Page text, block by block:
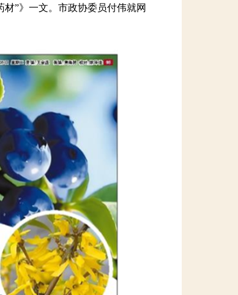
”》一文。市政协委员付伟就网